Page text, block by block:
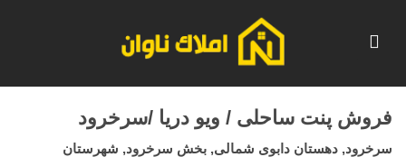
فروش پنت ساحلی / ویو دریا /سرخرود
سرخرود, دهستان دابوی شمالی, بخش سرخرود, شهرستان